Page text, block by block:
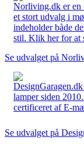
Norliving.dk er en
et stort udvalg i
indeholder både
stil. Klik her for at
Se udvalget på
lamper siden
certificeret af E-
Se udvalget på